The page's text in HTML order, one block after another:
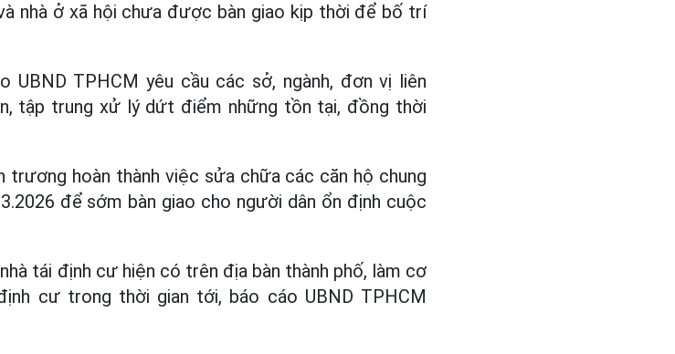
nhà ở xã hội chưa được bàn giao kịp thời để bố trí
UBND TPHCM yêu cầu các sở, ngành, đơn vị liên
tập trung xử lý dứt điểm những tồn tại, đồng thời
trương hoàn thành việc sửa chữa các căn hộ chung
để sớm bàn giao cho người dân ổn định cuộc
tái định cư hiện có trên địa bàn thành phố, làm cơ
cư trong thời gian tới, báo cáo UBND TPHCM